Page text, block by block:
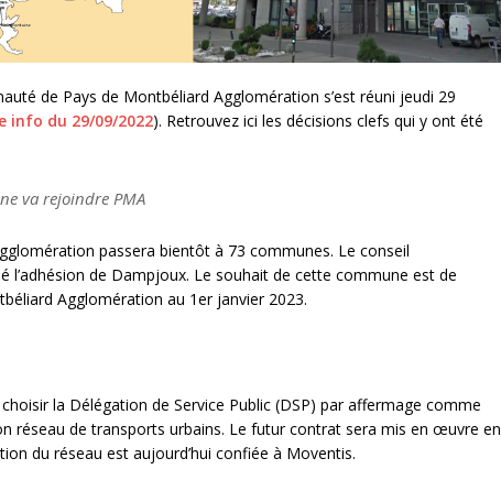
de Pays de Montbéliard Agglomération s’est réuni jeudi 29
info du 29/09/2022). Retrouvez ici les décisions clefs qui y ont été
va rejoindre PMA
passera bientôt à 73 communes. Le conseil
l’adhésion de Dampjoux. Le souhait de cette commune est de
Agglomération au 1er janvier 2023.
la Délégation de Service Public (DSP) par affermage comme
réseau de transports urbains. Le futur contrat sera mis en œuvre en
du réseau est aujourd’hui confiée à Moventis.